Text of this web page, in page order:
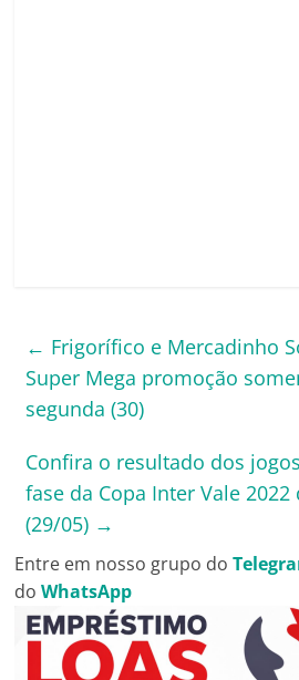
← Frigorífico e Mercadinho
Super Mega promoção
segunda (30)
Confira o resultado dos
fase da Copa Inter Vale
(29/05) →
Entre em nosso grupo do
doWhatsApp